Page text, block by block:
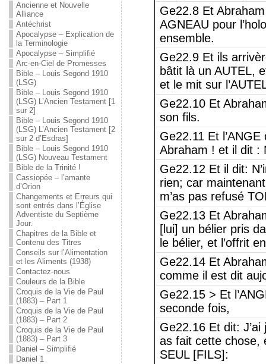
Ancienne et Nouvelle
Alliance
Antéchrist
Apocalypse – Explication de
la Terminologie
Apocalypse – Simplifié
Arc-en-Ciel de Promesses
Bible – Louis Segond 1910
(LSG)
Bible – Louis Segond 1910
(LSG) L’Ancien Testament [1
sur 2]
Bible – Louis Segond 1910
(LSG) L’Ancien Testament [2
sur 2 d’Esdras]
Bible – Louis Segond 1910
(LSG) Nouveau Testament
Bible de la Trinité !
Cassiopée – l’amante
d’Orion
Changements et Erreurs qui
sont entrés dans l’Église
Adventiste du Septième
Jour.
Chapitres de la Bible et
Contenu des Titres
Conseils sur l’Alimentation
et les Aliments (1938)
Contactez-nous
Couleurs de la Bible
Croquis de la Vie de Paul
(1883) – Part 1
Croquis de la Vie de Paul
(1883) – Part 2
Croquis de la Vie de Paul
(1883) – Part 3
Daniel – Simplifié
Daniel 1
Ge22.8 Et
AGNEAU pour
ensemble.
Ge22.9 Et ils
bâtit là un AUTEL,
et le mit sur
Ge22.10 Et
son fils.
Ge22.11 Et
Abraham ! et il dit :
Ge22.12 Et il dit:
rien; car
m’as pas refusé
Ge22.13 Et
[lui] un bélier pris
le bélier, et l’offrit
Ge22.14 Et
comme il est dit
Ge22.15 > Et
seconde fois,
Ge22.16 Et dit:
as fait cette chose,
SEUL [FILS]: